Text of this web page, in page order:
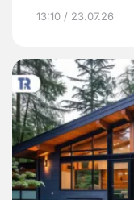
13:10 / 23.07.26